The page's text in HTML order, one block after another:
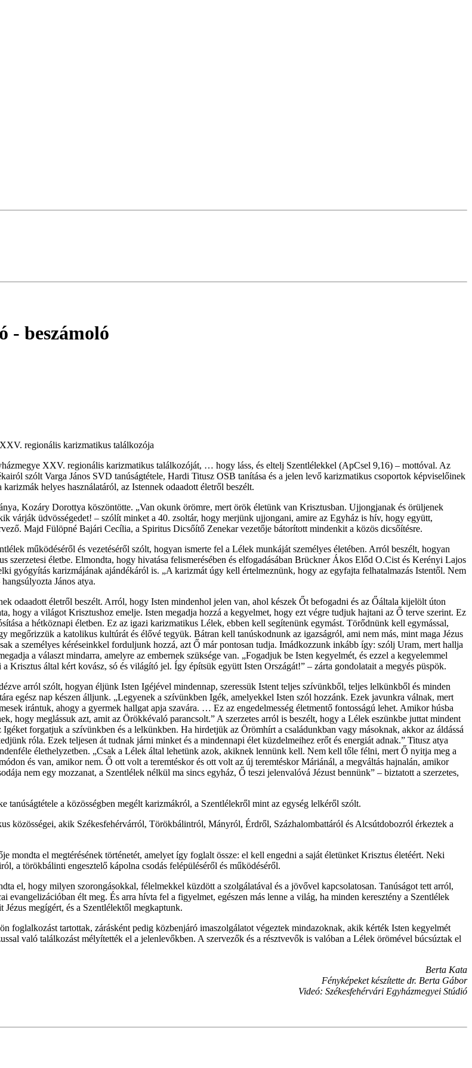
- beszámoló
regionális karizmatikus találkozója
XXV. regionális karizmatikus találkozóját, … hogy láss, és eltelj Szentlélekkel (ApCsel 9,16) – mottóval. Az
szólt Varga János SVD tanúságtétele, Hardi Titusz OSB tanítása és a jelen levő karizmatikus csoportok képviselőinek
helyes használatáról, az Istennek odaadott életről beszélt.
Kozáry Dorottya köszöntötte. „Van okunk örömre, mert örök életünk van Krisztusban. Ujjongjanak és örüljenek
várják üdvösségedet! – szólít minket a 40. zsoltár, hogy merjünk ujjongani, amire az Egyház is hív, hogy együtt,
Majd Fülöpné Bajári Cecília, a Spiritus Dicsőítő Zenekar vezetője bátorított mindenkit a közös dicsőítésre.
működéséről és vezetéséről szólt, hogyan ismerte fel a Lélek munkáját személyes életében. Arról beszélt, hogyan
szerzetesi életbe. Elmondta, hogy hivatása felismerésében és elfogadásában Brückner Ákos Előd O.Cist és Kerényi Lajos
gyógyítás karizmájának ajándékáról is. „A karizmát úgy kell értelmeznünk, hogy az egyfajta felhatalmazás Istentől. Nem
János atya.
odaadott életről beszélt. Arról, hogy Isten mindenhol jelen van, ahol készek Őt befogadni és az Őáltala kijelölt úton
hogy a világot Krisztushoz emelje. Isten megadja hozzá a kegyelmet, hogy ezt végre tudjuk hajtani az Ő terve szerint. Ez
a hétköznapi életben. Ez az igazi karizmatikus Lélek, ebben kell segítenünk egymást. Törődnünk kell egymással,
megőrizzük a katolikus kultúrát és élővé tegyük. Bátran kell tanúskodnunk az igazságról, ami nem más, mint maga Jézus
a személyes kéréseinkkel forduljunk hozzá, azt Ő már pontosan tudja. Imádkozzunk inkább így: szólj Uram, mert hallja
a választ mindarra, amelyre az embernek szüksége van. „Fogadjuk be Isten kegyelmét, és ezzel a kegyelemmel
által kért kovász, só és világító jel. Így építsük együtt Isten Országát!” – zárta gondolatait a megyés püspök.
arról szólt, hogyan éljünk Isten Igéjével mindennap, szeressük Istent teljes szívünkből, teljes lelkünkből és minden
egész nap készen álljunk. „Legyenek a szívünkben Igék, amelyekkel Isten szól hozzánk. Ezek javunkra válnak, mert
irántuk, ahogy a gyermek hallgat apja szavára. … Ez az engedelmesség életmentő fontosságú lehet. Amikor húsba
hogy meglássuk azt, amit az Örökkévaló parancsolt.” A szerzetes arról is beszélt, hogy a Lélek eszünkbe juttat mindent
forgatjuk a szívünkben és a lelkünkben. Ha hirdetjük az Örömhírt a családunkban vagy másoknak, akkor az áldássá
róla. Ezek teljesen át tudnak járni minket és a mindennapi élet küzdelmeihez erőt és energiát adnak.” Titusz atya
élethelyzetben. „Csak a Lélek által lehetünk azok, akiknek lennünk kell. Nem kell tőle félni, mert Ő nyitja meg a
és van, amikor nem. Ő ott volt a teremtéskor és ott volt az új teremtéskor Máriánál, a megváltás hajnalán, amikor
nem egy mozzanat, a Szentlélek nélkül ma sincs egyház, Ő teszi jelenvalóvá Jézust bennünk” – biztatott a szerzetes,
a közösségben megélt karizmákról, a Szentlélekről mint az egység lelkéről szólt.
közösségei, akik Székesfehérvárról, Törökbálintról, Mányról, Érdről, Százhalombattáról és Alcsútdobozról érkeztek a
mondta el megtérésének történetét, amelyet így foglalt össze: el kell engedni a saját életünket Krisztus életéért. Neki
a törökbálinti engesztelő kápolna csodás felépüléséről és működéséről.
el, hogy milyen szorongásokkal, félelmekkel küzdött a szolgálatával és a jövővel kapcsolatosan. Tanúságot tett arról,
evangelizációban élt meg. És arra hívta fel a figyelmet, egészen más lenne a világ, ha minden keresztény a Szentlélek
megígért, és a Szentlélektől megkaptunk.
foglalkozást tartottak, zárásként pedig közbenjáró imaszolgálatot végeztek mindazoknak, akik kérték Isten kegyelmét
való találkozást mélyítették el a jelenlevőkben. A szervezők és a résztvevők is valóban a Lélek örömével búcsúztak el
Berta Kata
Fényképeket készítette dr. Berta Gábor
Videó: Székesfehérvári Egyházmegyei Stúdió